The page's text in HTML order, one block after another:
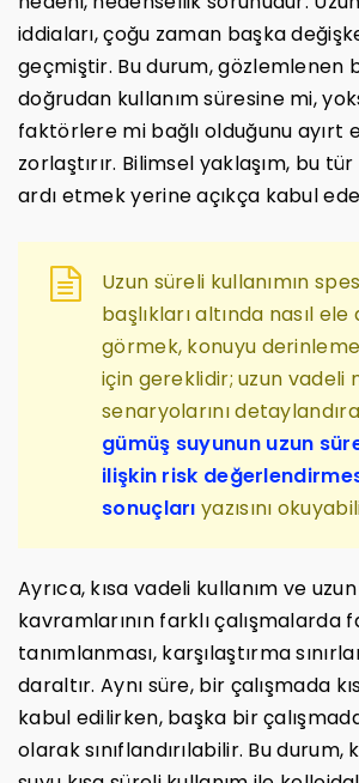
iddiaları, çoğu zaman başka
geçmiştir. Bu durum, gözlemlenen
doğrudan kullanım süresine mi,
faktörlere mi bağlı olduğunu ayırt
zorlaştırır. Bilimsel yaklaşım, bu
ardı etmek yerine açıkça kabul
Uzun süreli kullanımın
başlıkları altında nasıl ele
görmek, konuyu
için gereklidir; uzun vadeli
senaryolarını
gümüş suyunun uzun
ilişkin risk
sonuçları yazısını
Ayrıca, kısa vadeli kullanım ve
kavramlarının farklı çalışmalarda
tanımlanması, karşılaştırma
daraltır. Aynı süre, bir çalışmada
kabul edilirken, başka bir
olarak sınıflandırılabilir. Bu